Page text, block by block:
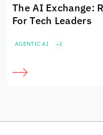
The AI Exchange:
For Tech Leaders
AGENTIC AI +2